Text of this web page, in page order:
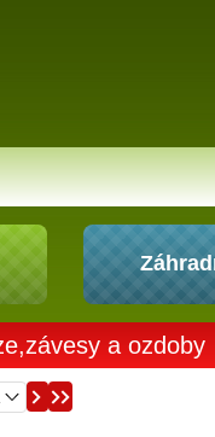
a ozdoby